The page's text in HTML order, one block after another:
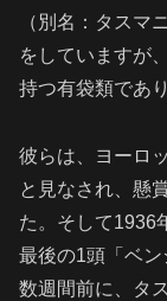
（別名：タスマ
をしていますが
持つ有袋類であ
彼らは、ヨーロ
と見なされ、懸
た。そして1936
最後の1頭「ベ
数週間前に、タ